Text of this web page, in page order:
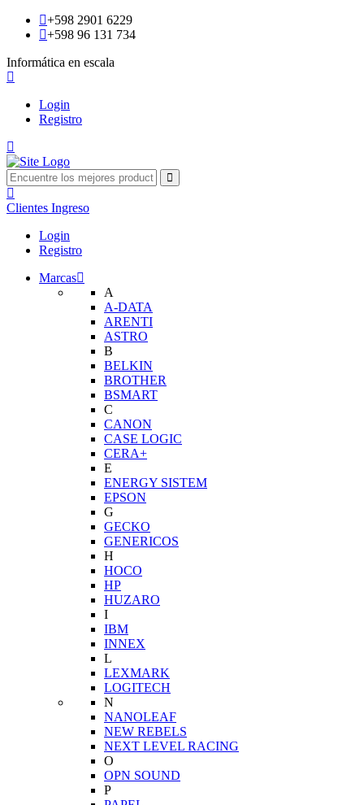
+598 2901 6229
+598 96 131 734
Informática en escala
Login
Registro
Clientes Ingreso
Login
Registro
Marcas
A
A-DATA
ARENTI
ASTRO
B
BELKIN
BROTHER
BSMART
C
CANON
CASE LOGIC
CERA+
E
ENERGY SISTEM
EPSON
G
GECKO
GENERICOS
H
HOCO
HP
HUZARO
I
IBM
INNEX
L
LEXMARK
LOGITECH
N
NANOLEAF
NEW REBELS
NEXT LEVEL RACING
O
OPN SOUND
P